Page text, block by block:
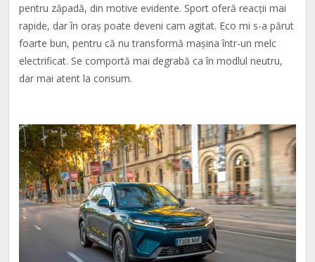
pentru zăpadă, din motive evidente. Sport oferă reacții mai
rapide, dar în oraș poate deveni cam agitat. Eco mi s-a părut
foarte bun, pentru că nu transformă mașina într-un melc
electrificat. Se comportă mai degrabă ca în modlul neutru,
dar mai atent la consum.